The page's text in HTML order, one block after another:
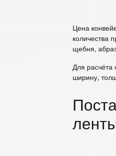
Цена
количества
щебня,
Для расчёта
ширину,